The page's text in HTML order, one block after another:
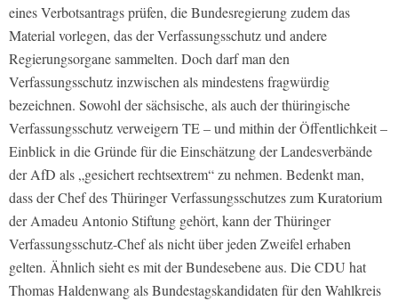
eines Verbotsantrags prüfen, die Bundesregierung zudem das
Material vorlegen, das der Verfassungsschutz und andere
Regierungsorgane sammelten. Doch darf man den
Verfassungsschutz inzwischen als mindestens fragwürdig
bezeichnen. Sowohl der sächsische, als auch der thüringische
Verfassungsschutz verweigern TE – und mithin der Öffentlichkeit –
Einblick in die Gründe für die Einschätzung der Landesverbände
der AfD als „gesichert rechtsextrem“ zu nehmen. Bedenkt man,
dass der Chef des Thüringer Verfassungsschutzes zum Kuratorium
der Amadeu Antonio Stiftung gehört, kann der Thüringer
Verfassungsschutz-Chef als nicht über jeden Zweifel erhaben
gelten. Ähnlich sieht es mit der Bundesebene aus. Die CDU hat
Thomas Haldenwang als Bundestagskandidaten für den Wahlkreis